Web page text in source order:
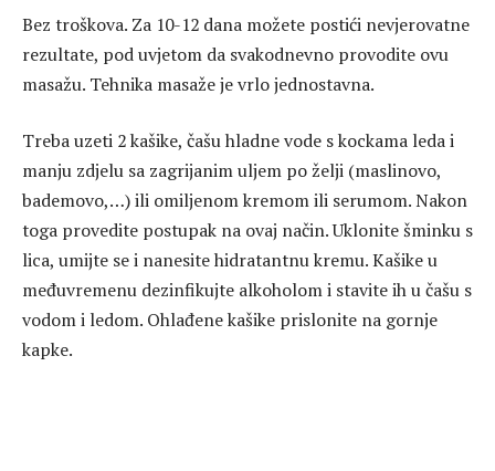
Bez troškova. Za 10-12 dana možete postići nevjerovatne
rezultate, pod uvjetom da svakodnevno provodite ovu
masažu. Tehnika masaže je vrlo jednostavna.
Treba uzeti 2 kašike, čašu hladne vode s kockama leda i
manju zdjelu sa zagrijanim uljem po želji (maslinovo,
bademovo,…) ili omiljenom kremom ili serumom. Nakon
toga provedite postupak na ovaj način. Uklonite šminku s
lica, umijte se i nanesite hidratantnu kremu. Kašike u
međuvremenu dezinfikujte alkoholom i stavite ih u čašu s
vodom i ledom. Ohlađene kašike prislonite na gornje
kapke.